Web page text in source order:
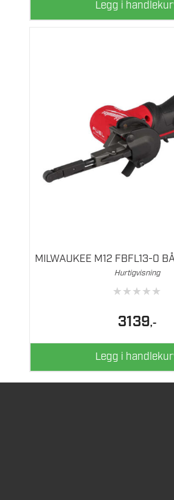
Legg i
MILWAUKEE M12 FBFL13-0
Hurtigvisning
★★★★★
3139,-
Legg i